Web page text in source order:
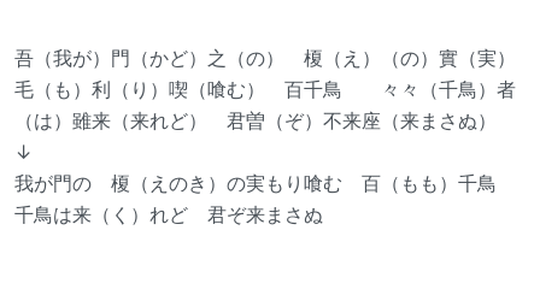
吾（我が）門（かど）之（の） 榎（え）（の）實（実）
毛（も）利（り）喫（喰む） 百千鳥 々々（千鳥）者
（は）雖来（来れど） 君曽（ぞ）不来座（来まさぬ）
↓
我が門の 榎（えのき）の実もり喰む 百（もも）千鳥
千鳥は来（く）れど 君ぞ来まさぬ